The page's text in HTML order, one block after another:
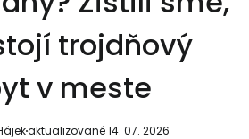
trojdňový
v meste
aktualizované 14. 07. 2026
komunity cestovateľov
so službou Google